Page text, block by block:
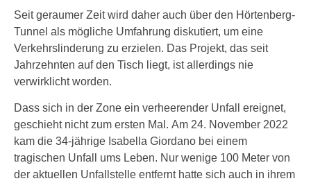
Seit geraumer Zeit wird daher auch über den Hörtenberg-
Tunnel als mögliche Umfahrung diskutiert, um eine
Verkehrslinderung zu erzielen. Das Projekt, das seit
Jahrzehnten auf den Tisch liegt, ist allerdings nie
verwirklicht worden.
Dass sich in der Zone ein verheerender Unfall ereignet,
geschieht nicht zum ersten Mal. Am 24. November 2022
kam die 34-jährige Isabella Giordano bei einem
tragischen Unfall ums Leben. Nur wenige 100 Meter von
der aktuellen Unfallstelle entfernt hatte sich auch in ihrem